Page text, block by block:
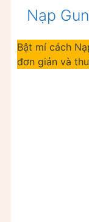
Nạp
Bật mí cách
đơn giản và